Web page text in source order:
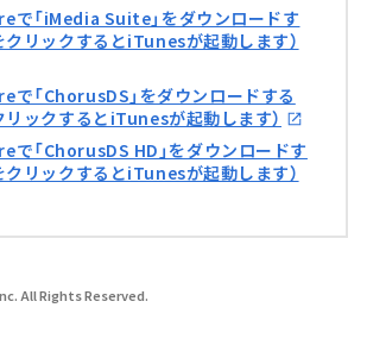
で「iMedia Suite」をダウンロードす
クリックするとiTunesが起動します）
で「ChorusDS」をダウンロードする
リックするとiTunesが起動します）
で「ChorusDS HD」をダウンロードす
クリックするとiTunesが起動します）
All Rights Reserved.